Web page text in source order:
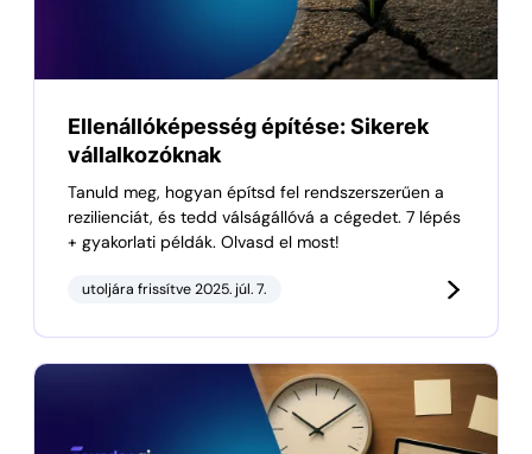
Ellenállóképesség építése: Sikerek
vállalkozóknak
Tanuld meg, hogyan építsd fel rendszerszerűen a
rezilienciát, és tedd válságállóvá a cégedet. 7 lépés
+ gyakorlati példák. Olvasd el most!
utoljára frissítve 2025. júl. 7.